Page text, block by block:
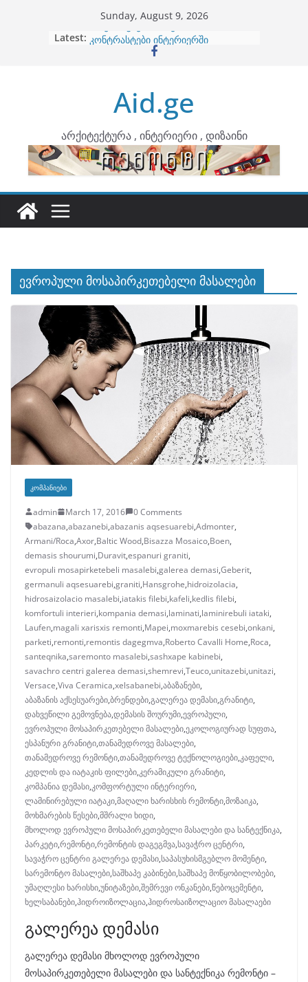
Sunday, August 9, 2026
Latest: ბინების გაერთიანება
კონტრასტები ინტერიერში
ინტერიერის დიზიანი
არტემიდი წარმოგიდგენთ
Aid.ge
არქიტექტურა , ინტერიერი , დიზაინი
ევროპული მოსაპირკეთებელი მასალები
ᲙᲝᲛᲞᲐᲜᲘᲔᲑᲘ
admin March 17, 2016
0 Comments
abazana,abazanebi,abazanis aqsesuarebi,Admonter,
Armani/Roca,Axor,Baltic Wood,Bisazza Mosaico,Boen,
demasis shourumi,Duravit,espanuri graniti,
evropuli mosapirketebeli masalebi,galerea demasi,Geberit,
germanuli aqsesuarebi,graniti,Hansgrohe,hidroizolacia,
hidrosaizolacio masalebi,iatakis filebi,kafeli,kedlis filebi,
komfortuli interieri,kompania demasi,laminati,laminirebuli iataki,
Laufen,magali xarisxis remonti,Mapei,moxmarebis cesebi,onkani,
parketi,remonti,remontis dagegmva,Roberto Cavalli Home,Roca,
santeqnika,saremonto masalebi,sashxape kabinebi,
savachro centri galerea demasi,shemrevi,Teuco,unitazebi,unitazi,
Versace,Viva Ceramica,xelsabanebi,აბაზანები,
აბაზანის აქსესუარები,ბრენდები,გალერეა დემასი,გრანიტი,
დახვეწილი გემოვნება,დემასის შოურუმი,ევროპული,
ევროპული მოსაპირკეთებელი მასალები,ეკოლოგიურად სუფთა,
ესპანური გრანიტი,თანამედროვე მასალები,
თანამედროვე რემონტი,თანამედროვე ტექნოლოგიები,კაფელი,
კედლის და იატაკის ფილები,კერამიკული გრანიტი,
კომპანია დემასი,კომფორტული ინტერიერი,
ლამინირებული იატაკი,მაღალი ხარისხის რემონტი,მოზაიკა,
მოხმარების წესები,მშრალი ხიდი,
მხოლოდ ევროპული მოსაპირკეთებელი მასალები და სანტექნიკა,
პარკეტი,რემონტი,რემონტის დაგეგმვა,სავაჭრო ცენტრი,
სავაჭრო ცენტრი გალერეა დემასი,საპასუხისმგებლო მომენტი,
სარემონტო მასალები,საშხაპე კაბინები,საშხაპე მოწყობილობები,
უმაღლესი ხარისხი,უნიტაზები,შემრევი ონკანები,წებოცემენტი,
ხელსაბანები,ჰიდროიზოლაცია,ჰიდროსაიზოლაციო მასალაები
გალერეა დემასი
გალერეა დემასი მხოლოდ ევროპული
მოსაპირკეთებელი მასალები და სანტექნიკა რემონტი –